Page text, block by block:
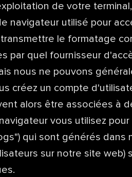
de votre
navigateur utilisé pour
le formatage
par quel fournisseur
nous ne pouvons
créez un compte
alors être associées à
vous utilisez
qui sont générés dans
sur notre site web)